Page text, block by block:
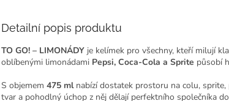
Detailní popis produktu
TO GO! – LIMONÁDY je kelímek pro všechny, kteří milují
oblíbenými limonádami Pepsi, Coca-Cola a Sprite působí
S objemem 475 mlnabízí dostatek prostoru na colu, sprite,
tvar a pohodlný úchop z něj dělají perfektního společníka